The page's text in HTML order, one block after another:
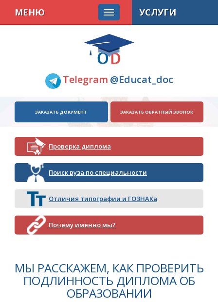
Telegram @Educat_doc
МЕНЮ
ЗАКАЗАТЬ ДОКУМЕНТ ЗАКАЗАТЬ ОБРАТНЫЙ ЗВОНОК
Проверка диплома
Поиск вуза по специальности
Отличия типографии и ГОЗНАКа
Почему именно мы?
УСЛУГИ
МЫ РАССКАЖЕМ, КАК ПРОВЕРИТЬ
ПОДЛИННОСТЬ ДИПЛОМА ОБ
ОБРАЗОВАНИИ